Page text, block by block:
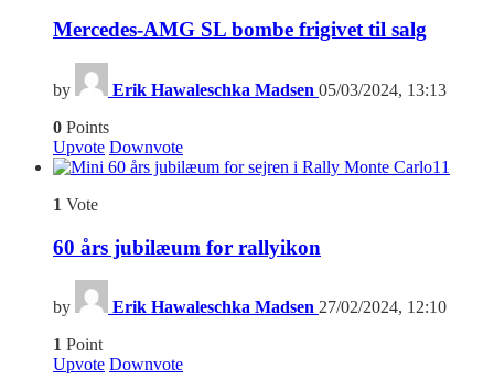
Mercedes-AMG SL bombe frigivet til salg
by Erik Hawaleschka Madsen 05/03/2024, 13:13
0 Points
Upvote Downvote
11
1 Vote
60 års jubilæum for rallyikon
by Erik Hawaleschka Madsen 27/02/2024, 12:10
1 Point
Upvote Downvote